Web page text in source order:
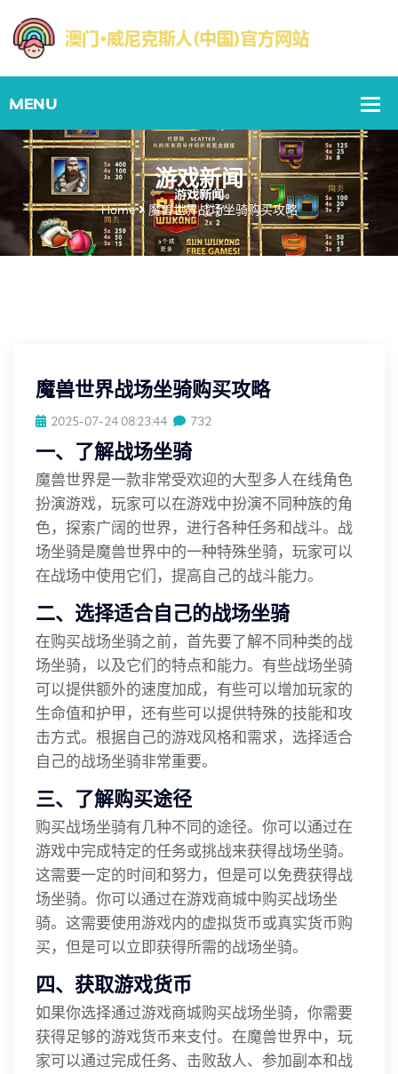
游戏新闻
Home 魔兽世界战场坐骑购买攻略
魔兽世界战场坐骑购买攻略
2025-07-24 08:23:44 732
一、了解战场坐骑
魔兽世界是一款非常受欢迎的大型多人在线角色
扮演游戏，玩家可以在游戏中扮演不同种族的角
色，探索广阔的世界，进行各种任务和战斗。战
场坐骑是魔兽世界中的一种特殊坐骑，玩家可以
在战场中使用它们，提高自己的战斗能力。
二、选择适合自己的战场坐骑
在购买战场坐骑之前，首先要了解不同种类的战
场坐骑，以及它们的特点和能力。有些战场坐骑
可以提供额外的速度加成，有些可以增加玩家的
生命值和护甲，还有些可以提供特殊的技能和攻
击方式。根据自己的游戏风格和需求，选择适合
自己的战场坐骑非常重要。
三、了解购买途径
购买战场坐骑有几种不同的途径。你可以通过在
游戏中完成特定的任务或挑战来获得战场坐骑。
这需要一定的时间和努力，但是可以免费获得战
场坐骑。你可以通过在游戏商城中购买战场坐
骑。这需要使用游戏内的虚拟货币或真实货币购
买，但是可以立即获得所需的战场坐骑。
四、获取游戏货币
如果你选择通过游戏商城购买战场坐骑，你需要
获得足够的游戏货币来支付。在魔兽世界中，玩
家可以通过完成任务、击败敌人、参加副本和战